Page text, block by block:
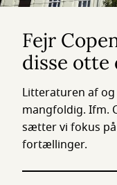
Fejr
disse otte
Litteraturen af
mangfoldig. Ifm.
sætter vi fokus
fortællinger.